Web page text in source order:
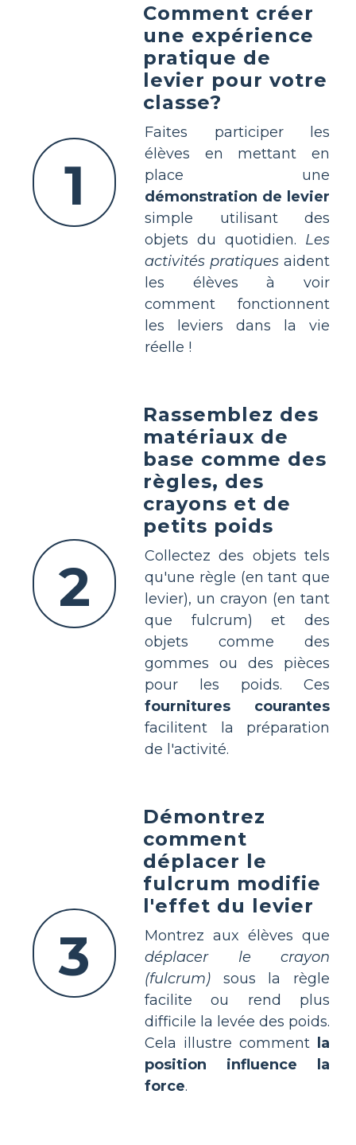
1
Comment créer
une expérience
pratique de
levier pour votre
classe?
Faites participer les
élèves en mettant en
place une
démonstration de levier
simple utilisant des
objets du quotidien. Les
activités pratiques aident
les élèves à voir
comment fonctionnent
les leviers dans la vie
réelle !
2
Rassemblez des
matériaux de
base comme des
règles, des
crayons et de
petits poids
Collectez des objets tels
qu'une règle (en tant que
levier), un crayon (en tant
que fulcrum) et des
objets comme des
gommes ou des pièces
pour les poids. Ces
fournitures courantes
facilitent la préparation
de l'activité.
3
Démontrez
comment
déplacer le
fulcrum modifie
l'effet du levier
Montrez aux élèves que
déplacer le crayon
(fulcrum) sous la règle
facilite ou rend plus
difficile la levée des poids.
Cela illustre comment
la
position influence la
force.